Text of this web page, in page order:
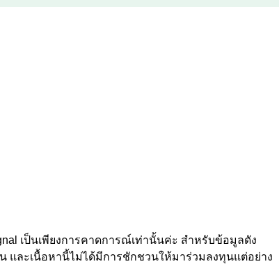
เป็นเพียงการคาดการณ์เท่านั้นค่ะ สำหรับข้อมูลดัง
น และเนื้อหานี้ไม่ได้มีการชักชวนให้มาร่วมลงทุนแต่อย่าง